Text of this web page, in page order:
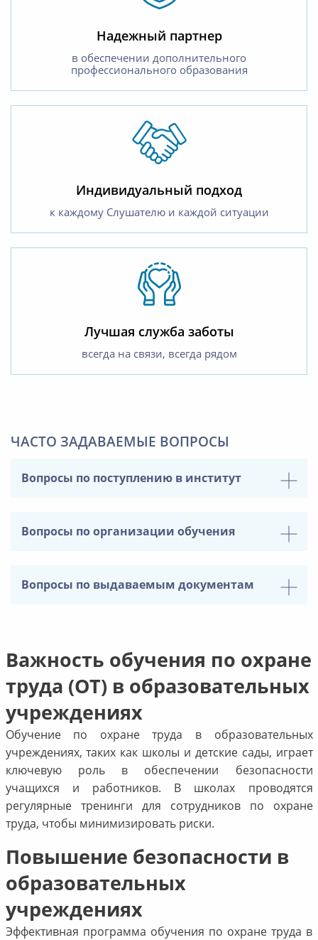
Надежный партнер
в обеспечении дополнительного
профессионального образования
Индивидуальный подход
к каждому Слушателю и каждой ситуации
Лучшая служба заботы
всегда на связи, всегда рядом
ЧАСТО ЗАДАВАЕМЫЕ ВОПРОСЫ
Вопросы по поступлению в институт
Вопросы по организации обучения
Вопросы по выдаваемым документам
Важность обучения по охране
труда (ОТ) в образовательных
учреждениях
Обучение по охране труда в образовательных
учреждениях, таких как школы и детские сады, играет
ключевую роль в обеспечении безопасности
учащихся и работников. В школах проводятся
регулярные тренинги для сотрудников по охране
труда, чтобы минимизировать риски.
Повышение безопасности в
образовательных
учреждениях
Эффективная программа обучения по охране труда в